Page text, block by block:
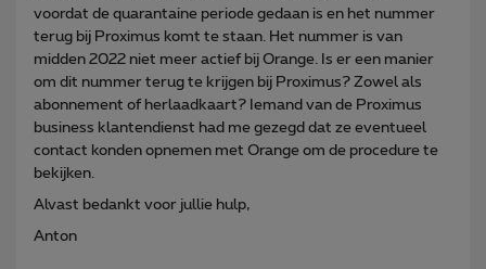
voordat de quarantaine periode gedaan is en het nummer
terug bij Proximus komt te staan. Het nummer is van
midden 2022 niet meer actief bij Orange. Is er een manier
om dit nummer terug te krijgen bij Proximus? Zowel als
abonnement of herlaadkaart? Iemand van de Proximus
business klantendienst had me gezegd dat ze eventueel
contact konden opnemen met Orange om de procedure te
bekijken.
Alvast bedankt voor jullie hulp,
Anton